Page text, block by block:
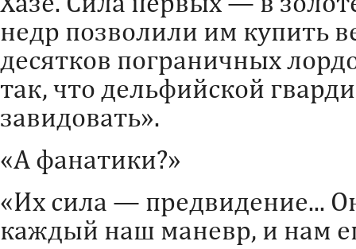
недр позволили им купить
десятков пограничных
так, что дельфийской
завидовать».
«А фанатики?»
«Их сила — предвидение...
каждый наш маневр, и нам